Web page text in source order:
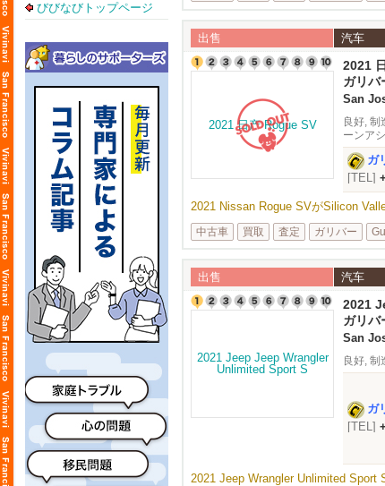
びびなびトップページ
出售 汽车
2021
ガリバ
San
良好,
ーンア
音频
ガ
[TEL]
2021 Nissan Rogue SVがSilicon
中古車 買取 査定 ガリバー
出售 汽车
2021
ガリバ
San
良好,
ガ
[TEL]
2021 Jeep Wrangler Unlimited Sport